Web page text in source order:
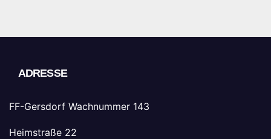
ADRESSE
FF-Gersdorf Wachnummer 143
Heimstraße 22